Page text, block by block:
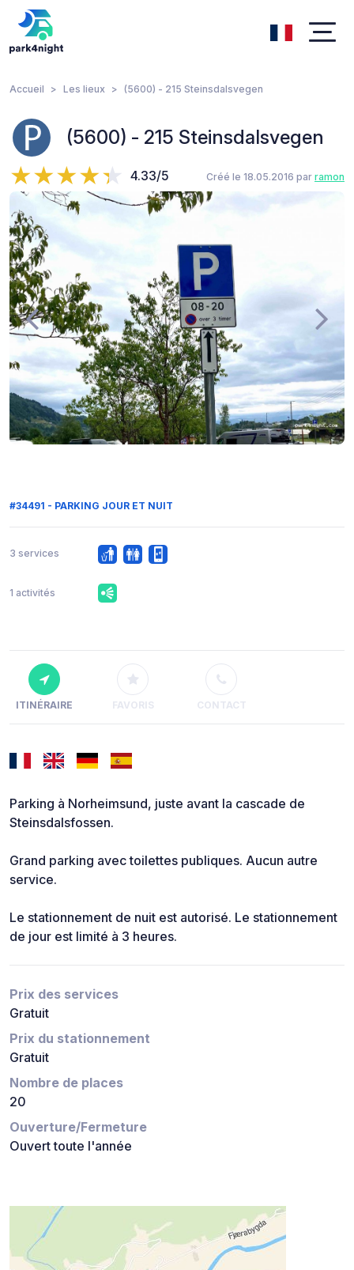
Accueil Les lieux (5600) - 215 Steinsdalsvegen
(5600) - 215 Steinsdalsvegen
4.33/5 Créé le 18.05.2016 par ramon
#34491 - PARKING JOUR ET NUIT
3 services
1 activités
ITINÉRAIRE FAVORIS CONTACT
Parking à Norheimsund, juste avant la cascade de
Steinsdalsfossen.
Grand parking avec toilettes publiques. Aucun autre
service.
Le stationnement de nuit est autorisé. Le stationnement
de jour est limité à 3 heures.
Prix des services
Gratuit
Prix du stationnement
Gratuit
Nombre de places
20
Ouverture/Fermeture
Ouvert toute l'année